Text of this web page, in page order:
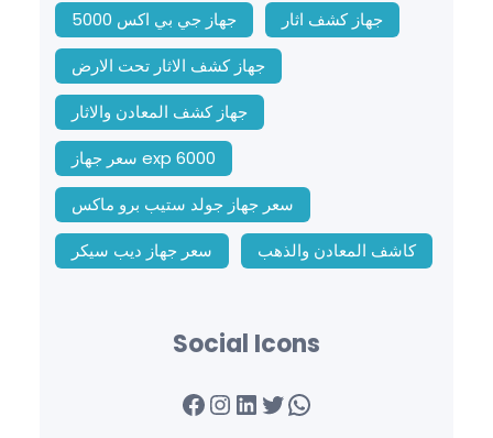
جهاز جي بي اكس 5000
جهاز كشف اثار
جهاز كشف الاثار تحت الارض
جهاز كشف المعادن والاثار
سعر جهاز exp 6000
سعر جهاز جولد ستيب برو ماكس
سعر جهاز ديب سيكر
كاشف المعادن والذهب
Social Icons
Facebook InstagramLinkedIn Twitter WhatsApp